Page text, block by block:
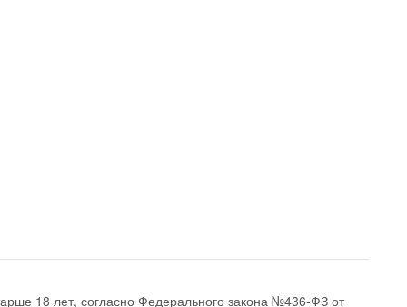
18 лет, согласно Федерального закона №436-ФЗ от